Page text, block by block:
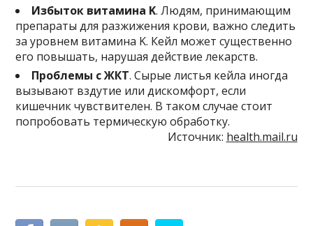
Избыток витамина K. Людям, принимающим
препараты для разжижения крови, важно следить
за уровнем витамина K. Кейл может существенно
его повышать, нарушая действие лекарств.
Проблемы с ЖКТ. Сырые листья кейла иногда
вызывают вздутие или дискомфорт, если
кишечник чувствителен. В таком случае стоит
попробовать термическую обработку.
Источник: health.mail.ru